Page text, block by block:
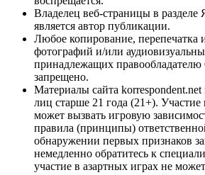
Владелец веб-страницы в разделе
является автор публикации.
Любое копирование, перепечатка
фотографий и/или
принадлежащих правообладателю
запрещено.
Материалы сайта
лиц старше 21 года (21+). Участие
может вызвать игровую
правила (принципы)
обнаружении первых признаков
немедленно обратитесь к
участие в азартных играх не